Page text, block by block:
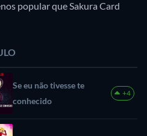
popular que Sakura Card
Se eu não tivesse te
conhecido
+4